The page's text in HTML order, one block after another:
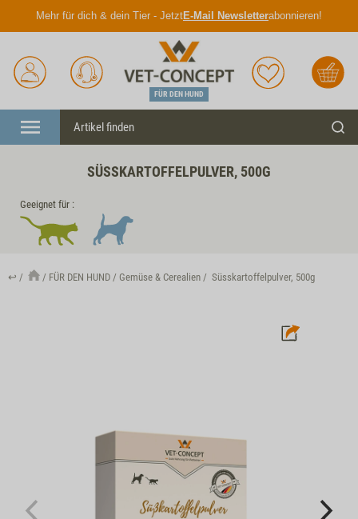
Mehr für dich & dein Tier - JetztE-Mail Newsletterabonnieren!
Anmelden
Unser
Service
FÜR DEN HUND
Merkliste Warenkorb
Menü
SÜSSKARTOFFELPULVER, 500G
Geeignet für :
↩ FÜR DEN HUND Gemüse & Cerealien Süsskartoffelpulver, 500g